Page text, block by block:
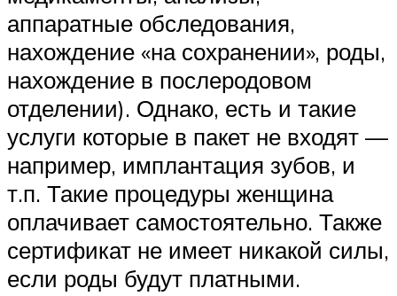
аппаратные обследования,
нахождение «на сохранении», роды,
нахождение в послеродовом
отделении). Однако, есть и такие
услуги которые в пакет не входят —
например, имплантация зубов, и
т.п. Такие процедуры женщина
оплачивает самостоятельно. Также
сертификат не имеет никакой силы,
если роды будут платными.